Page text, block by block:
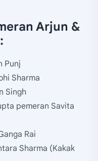
Arjun &
Punj
Sharma
Singh
pemeran Savita
Rai
Sharma (Kakak